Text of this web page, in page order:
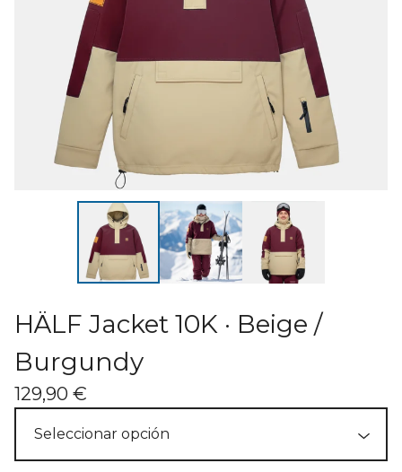
HÄLF Jacket 10K · Beige /
Burgundy
129,90 €